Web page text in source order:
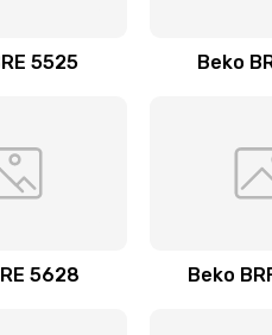
3 года
5525 Beko
5628 Beko